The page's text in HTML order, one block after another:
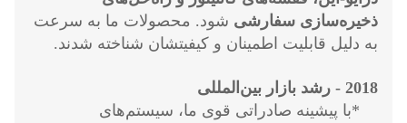
ذخیره‌سازی سفارشی شود. محصولات ما به سرعت
به دلیل قابلیت اطمینان و کیفیتشان شناخته شدند.
2018 - رشد بازار بین‌المللی
*با پیشینه صادراتی قوی ما، سیستم‌های